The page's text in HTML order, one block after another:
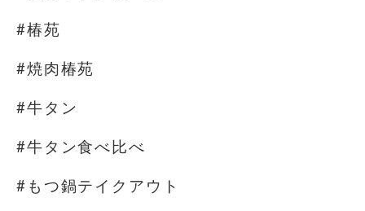
#椿苑
#焼肉椿苑
#牛タン
#牛タン食べ比べ
#もつ鍋テイクアウト